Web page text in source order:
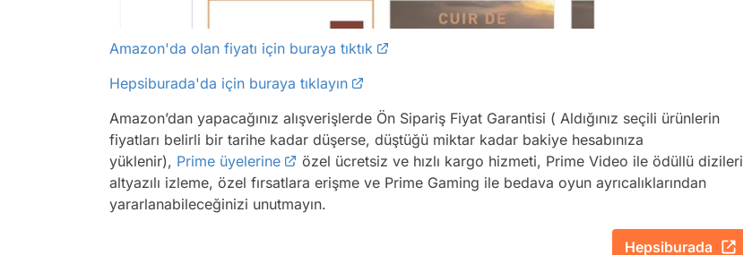
Amazon'da olan fiyatı için buraya tıktık
Hepsiburada'da için buraya tıklayın
Amazon’dan yapacağınız alışverişlerde Ön Sipariş Fiyat Garantisi ( Aldığınız seçili ürünlerin
fiyatları belirli bir tarihe kadar düşerse, düştüğü miktar kadar bakiye hesabınıza
yüklenir), Prime üyelerine
özel ücretsiz ve hızlı kargo hizmeti, Prime Video ile ödüllü dizileri
altyazılı izleme, özel fırsatlara erişme ve Prime Gaming ile bedava oyun ayrıcalıklarından
yararlanabileceğinizi unutmayın.
Hepsiburada